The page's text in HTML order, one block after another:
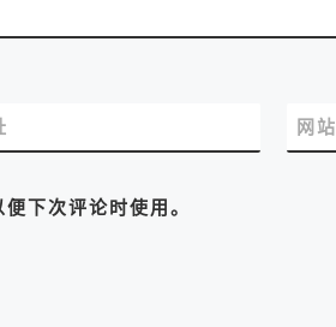
网
下次评论时使用。